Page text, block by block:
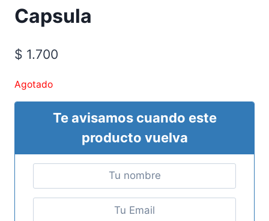
Capsula
$ 1.700
Agotado
Te avisamos cuando este
producto vuelva